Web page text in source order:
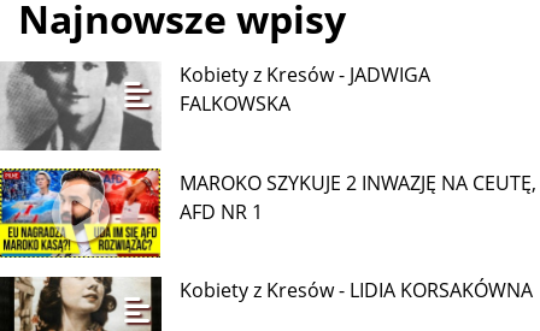
Najnowsze wpisy
Kobiety z Kresów - JADWIGA
FALKOWSKA
MAROKO SZYKUJE 2 INWAZJĘ NA CEUTĘ,
AFD NR 1
Kobiety z Kresów - LIDIA KORSAKÓWNA